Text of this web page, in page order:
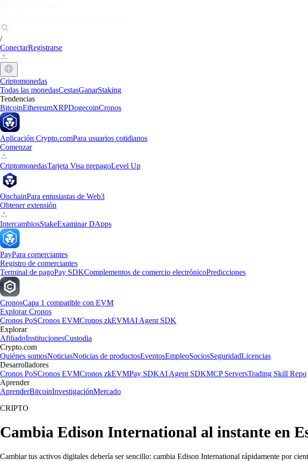
/
ConectarRegistrarse
Criptomonedas
Todas las monedasCestasGanarStaking
Tendencias
BitcoinEthereumXRPDogecoinCronos
Aplicación Crypto.comPara usuarios cotidianos
Comenzar
CriptomonedasTarjeta Visa prepagoLevel Up
OnchainPara entusiastas de Web3
Obtener extensión
IntercambiosStakeExaminar DApps
PayPara comerciantes
Registro de comerciantes
Terminal de pagoPay SDKComplementos de comercio electrónicoPredicciones
CronosCapa 1 compatible con EVM
Explorar Cronos
Cronos PoSCronos EVMCronos zkEVMAI Agent SDK
Explorar
AfiliadoInstitucionesCustodia
Crypto.com
Quiénes somosNoticiasNoticias de productosEventosEmpleoSociosSeguridadLicencias
Desarrolladores
Cronos PoSCronos EVMCronos zkEVMPay SDKAI Agent SDKMCP ServersTrading Skill Repo
Aprender
AprenderBitcoinInvestigaciónMercado
CRIPTO
Cambia Edison International al instante en
Cambiar tus activos digitales debería ser sencillo: cambia Edison International rápidamente por